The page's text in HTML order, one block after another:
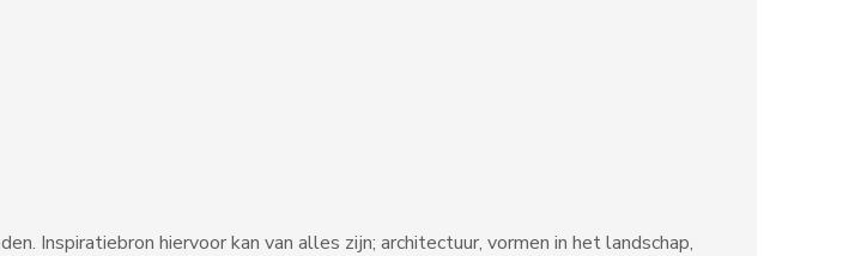
Inspiratiebron hiervoor kan van alles zijn; architectuur, vormen in het landschap,